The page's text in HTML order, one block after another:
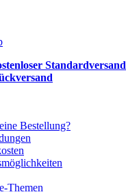
Standardversand
Bestellung?
Themen